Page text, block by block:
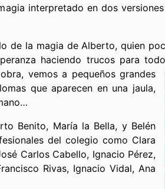
interpretado en dos
de la magia de Alberto, quien
haciendo trucos para
vemos a pequeños grandes
que aparecen en una jaula,
Benito, María la Bella, y Belén
del colegio como Clara
Carlos Cabello, Ignacio Pérez,
Rivas, Ignacio Vidal, Ana